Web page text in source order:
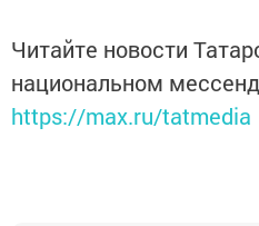
Читайте новости
национальном
https://max.ru/tatmedia